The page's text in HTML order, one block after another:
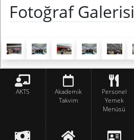
Fotoğraf Galerisi
AKTS
Akademik
Takvim
Personel
Yemek
Menüsü